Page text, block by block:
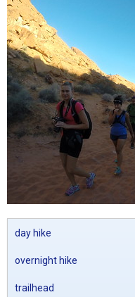
day hike
overnight hike
trailhead